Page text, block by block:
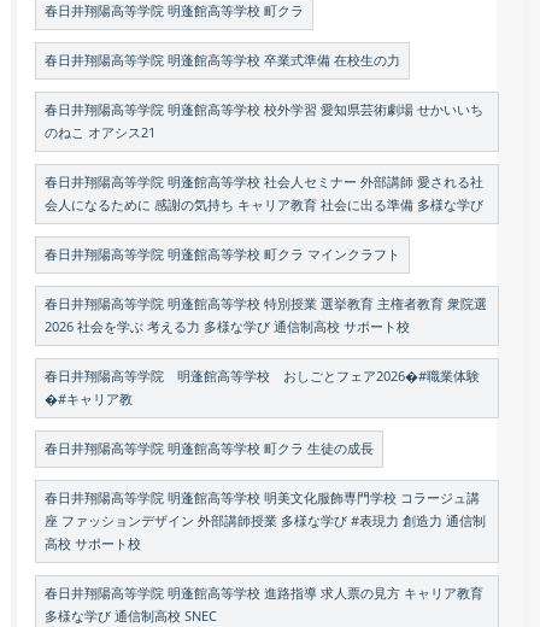
春日井翔陽高等学院 明蓬館高等学校 町クラ
春日井翔陽高等学院 明蓬館高等学校 卒業式準備 在校生の力
春日井翔陽高等学院 明蓬館高等学校 校外学習 愛知県芸術劇場 せかいいち
のねこ オアシス21
春日井翔陽高等学院 明蓬館高等学校 社会人セミナー 外部講師 愛される社
会人になるために 感謝の気持ち キャリア教育 社会に出る準備 多様な学び
春日井翔陽高等学院 明蓬館高等学校 町クラ マインクラフト
春日井翔陽高等学院 明蓬館高等学校 特別授業 選挙教育 主権者教育 衆院選
2026 社会を学ぶ 考える力 多様な学び 通信制高校 サポート校
春日井翔陽高等学院 明蓬館高等学校 おしごとフェア2026�#職業体験
�#キャリア教
春日井翔陽高等学院 明蓬館高等学校 町クラ 生徒の成長
春日井翔陽高等学院 明蓬館高等学校 明美文化服飾専門学校 コラージュ講
座 ファッションデザイン 外部講師授業 多様な学び #表現力 創造力 通信制
高校 サポート校
春日井翔陽高等学院 明蓬館高等学校 進路指導 求人票の見方 キャリア教育
多様な学び 通信制高校 SNEC